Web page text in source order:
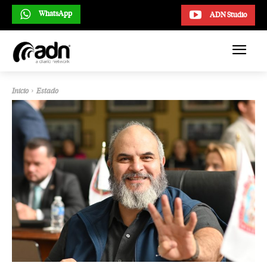
ADN Studio
WhatsApp
Inicio Estado